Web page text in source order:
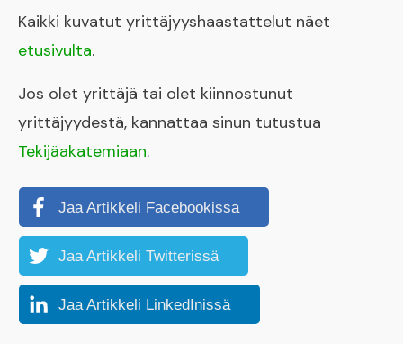
Kaikki kuvatut yrittäjyyshaastattelut näet
etusivulta.
Jos olet yrittäjä tai olet kiinnostunut
yrittäjyydestä, kannattaa sinun tutustua
Tekijäakatemiaan.
Jaa Artikkeli Facebookissa
Jaa Artikkeli Twitterissä
Jaa Artikkeli LinkedInissä